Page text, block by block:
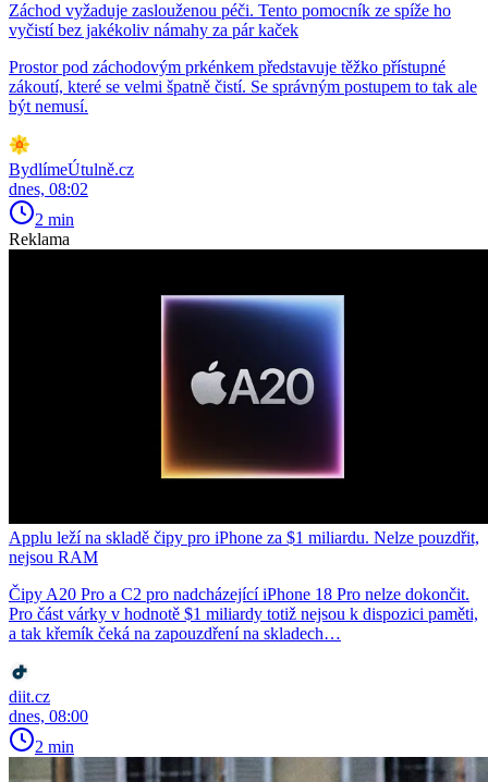
Záchod vyžaduje zaslouženou péči. Tento pomocník ze spíže ho
vyčistí bez jakékoliv námahy za pár kaček
Prostor pod záchodovým prkénkem představuje těžko přístupné
zákoutí, které se velmi špatně čistí. Se správným postupem to tak ale
být nemusí.
BydlímeÚtulně.cz
dnes, 08:02
2 min
Reklama
Applu leží na skladě čipy pro iPhone za $1 miliardu. Nelze pouzdřit,
nejsou RAM
Čipy A20 Pro a C2 pro nadcházející iPhone 18 Pro nelze dokončit.
Pro část várky v hodnotě $1 miliardy totiž nejsou k dispozici paměti,
a tak křemík čeká na zapouzdření na skladech…
diit.cz
dnes, 08:00
2 min